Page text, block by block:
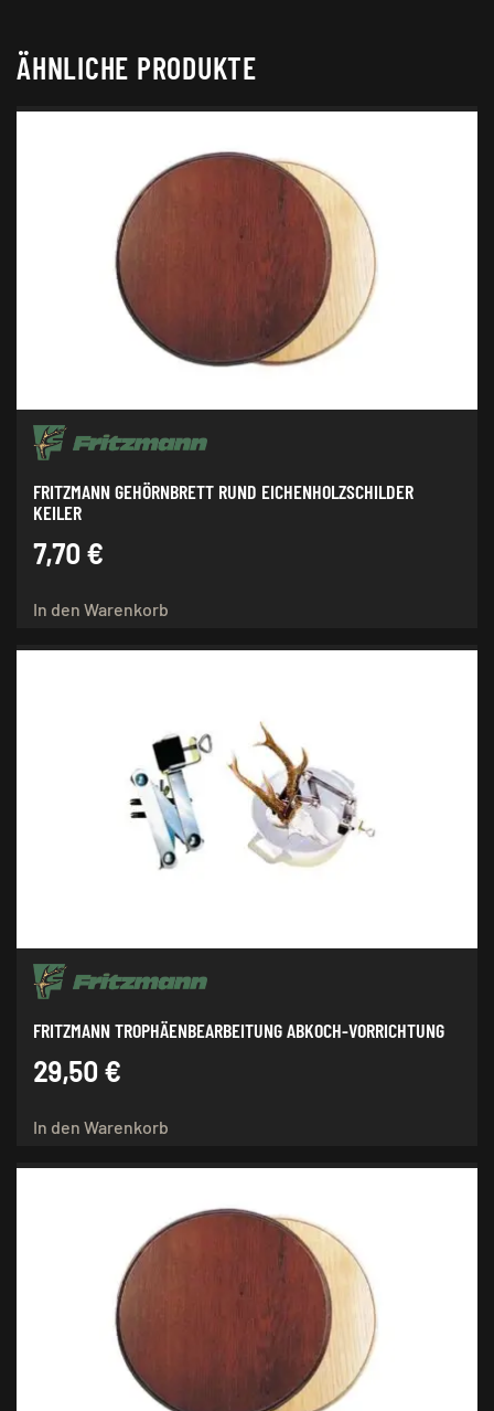
ÄHNLICHE PRODUKTE
FRITZMANN GEHÖRNBRETT RUND EICHENHOLZSCHILDER
KEILER
7,70 €
In den Warenkorb
FRITZMANN TROPHÄENBEARBEITUNG ABKOCH-VORRICHTUNG
29,50 €
In den Warenkorb